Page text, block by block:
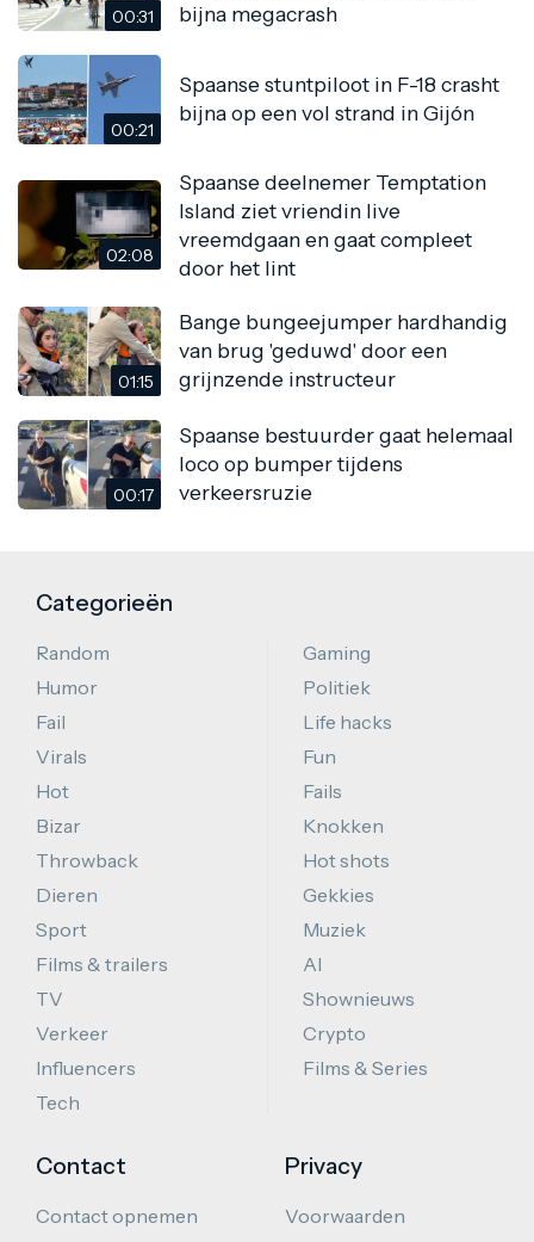
00:31
bijna megacrash
00:21
Spaanse stuntpiloot in F-18 crasht
bijna op een vol strand in Gijón
02:08
Spaanse deelnemer Temptation
Island ziet vriendin live
vreemdgaan en gaat compleet
door het lint
01:15
Bange bungeejumper hardhandig
van brug 'geduwd' door een
grijnzende instructeur
00:17
Spaanse bestuurder gaat helemaal
loco op bumper tijdens
verkeersruzie
Categorieën
Random
Humor
Fail
Virals
Hot
Bizar
Throwback
Dieren
Sport
Films & trailers
TV
Verkeer
Influencers
Tech
Gaming
Politiek
Life hacks
Fun
Fails
Knokken
Hot shots
Gekkies
Muziek
AI
Shownieuws
Crypto
Films & Series
Contact
Contact opnemen
Privacy
Voorwaarden